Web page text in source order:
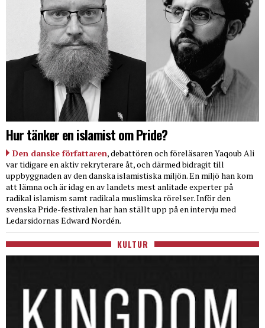
Hur tänker en islamist om Pride?
Den danske författaren, debattören och föreläsaren Yaqoub Ali
var tidigare en aktiv rekryterare åt, och därmed bidragit till
uppbyggnaden av den danska islamistiska miljön. En miljö han kom
att lämna och är idag en av landets mest anlitade experter på
radikal islamism samt radikala muslimska rörelser. Inför den
svenska Pride-festivalen har han ställt upp på en intervju med
Ledarsidornas Edward Nordén.
KULTUR